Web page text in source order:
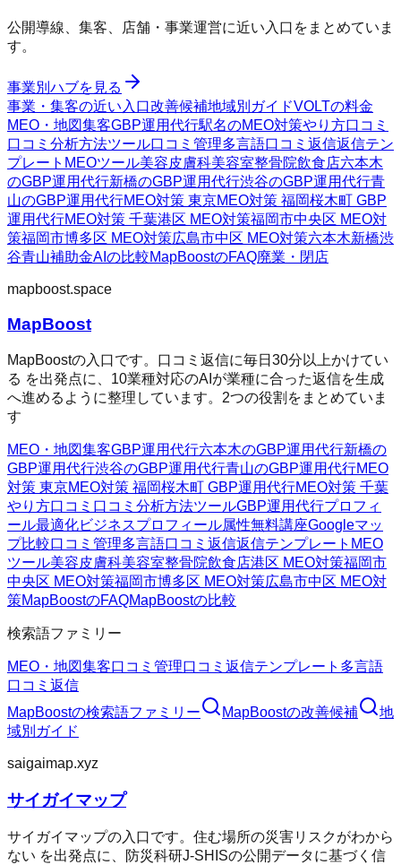
公開導線、集客、店舗・事業運営に近い入口をまとめていま
す。
事業別ハブを見る
事業・集客の近い入口改善候補地域別ガイドVOLTの料金
MEO・地図集客GBP運用代行駅名のMEO対策やり方口コミ
口コミ分析方法ツール口コミ管理多言語口コミ返信返信テン
プレート MEOツール美容皮膚科美容室整骨院飲食店六本木
のGBP運用代行新橋のGBP運用代行渋谷のGBP運用代行青
山のGBP運用代行MEO対策 東京MEO対策 福岡桜木町 GBP
運用代行MEO対策 千葉港区 MEO対策福岡市中央区 MEO対
策福岡市博多区 MEO対策広島市中区 MEO対策六本木新橋渋
谷青山補助金AIの比較MapBoostのFAQ廃業・閉店
mapboost.space
MapBoost
MapBoostの入口です。口コミ返信に毎日30分以上かけてい
る を出発点に、10業種対応のAIが業種に合った返信を生成
へ進めるように整理しています。2つの役割をまとめていま
す
MEO・地図集客GBP運用代行六本木のGBP運用代行新橋の
GBP運用代行渋谷のGBP運用代行青山のGBP運用代行MEO
対策 東京MEO対策 福岡桜木町 GBP運用代行MEO対策 千葉
やり方口コミ 口コミ分析方法ツールGBP運用代行プロフィ
ール最適化ビジネスプロフィール属性無料講座Googleマッ
プ比較口コミ管理多言語口コミ返信返信テンプレート MEO
ツール美容皮膚科美容室整骨院飲食店港区 MEO対策福岡市
中央区 MEO対策福岡市博多区 MEO対策広島市中区 MEO対
策MapBoostのFAQMapBoostの比較
検索語ファミリー
MEO・地図集客口コミ管理口コミ返信テンプレート 多言語
口コミ返信
MapBoostの検索語ファミリー MapBoostの改善候補
地
域別ガイド
saigaimap.xyz
サイガイマップ
サイガイマップの入口です。住む場所の災害リスクがわから
ない を出発点に、防災科研J-SHISの公開データに基づく信